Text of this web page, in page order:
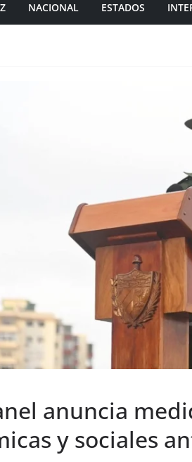
NACIONAL ESTADOS
anuncia
y sociales